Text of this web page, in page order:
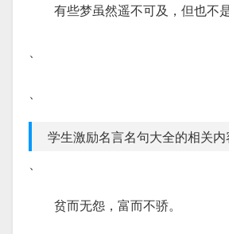
有些梦虽然遥不可及，但也不
、
、
学生激励名言名句大全的相关内
、
贫而无怨，富而不骄。